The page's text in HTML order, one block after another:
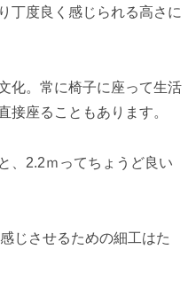
丁度良く感じられる高さに
化。常に椅子に座って生活
接座ることもあります。
、2.2ｍってちょうど良い
じさせるための細工はた